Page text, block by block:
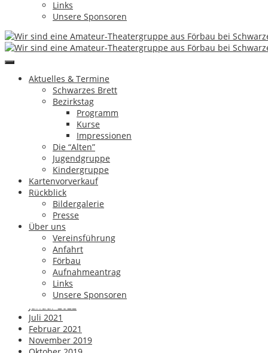
Links
Unsere Sponsoren
Aktuelles & Termine
Schwarzes Brett
Bezirkstag
Programm
Kurse
Impressionen
Die “Alten”
Jugendgruppe
Kindergruppe
Kartenvorverkauf
Rückblick
Bildergalerie
Presse
Über uns
Vereinsführung
Anfahrt
Förbau
Aufnahmeantrag
Links
Unsere Sponsoren
Günter Greim Hinterlasse einen Kommentar
Artikel-Navigation
Archive
Mai 2026
November 2025
Juli 2025
April 2025
November 2024
September 2024
Mai 2024
November 2023
Oktober 2023
November 2022
September 2022
Januar 2022
Juli 2021
Februar 2021
November 2019